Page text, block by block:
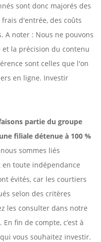
sont donc majorés des
d'entrée, des coûts
A noter : Nous ne pouvons
la précision du contenu
sont celles que l'on
en ligne. Investir
partie du groupe
filiale détenue à 100 %
sommes liés
toute indépendance
évités, car les courtiers
selon des critères
les consulter dans notre
. En fin de compte, c’est à
vous souhaitez investir.